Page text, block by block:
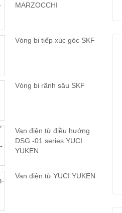
MARZOCCHI
Vòng bi tiếp xúc góc SKF
Vòng bi rãnh sâu SKF
Van điện từ điều hướng
DSG -01 series YUCI
YUKEN
Van điện từ YUCI YUKEN